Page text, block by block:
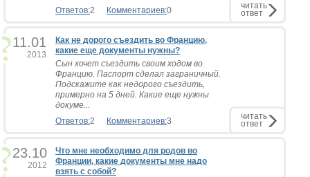
Ответов:2 Комментариев:0 читать
ответ
11.01
2013
Как не дорого съездить во Францию,
какие еще документы нужны?
Сын хочет съездить своим ходом во
Францию. Паспорт сделал заграничный.
Подскажите как недорого съездить,
примерно на 5 дней. Какие еще нужны
докуме...
Ответов:2 Комментариев:3 читать
ответ
23.10
2012
Что мне необходимо для родов во
Франции, какие документы мне надо
взять с собой?